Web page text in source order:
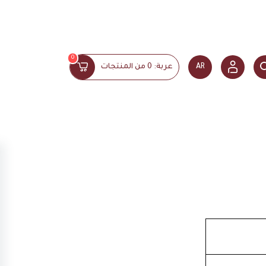
AR عربة: 0 من المنتجات
0